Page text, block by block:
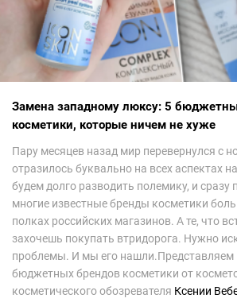
Замена западному люксу: 5
косметики, которые ничем не хуже
Пару месяцев назад мир перевернулся с
отразилось буквально на всех аспектах
будем долго разводить полемику, и сразу
многие известные бренды косметики
полках российских магазинов. А те, что
захочешь покупать втридорога. Нужно
проблемы. И мы его нашли.Представляем
бюджетных брендов косметики от
косметического обозревателя Ксении